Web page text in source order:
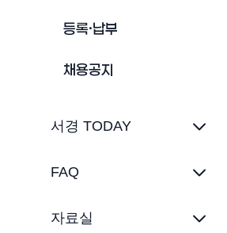
등록·납부
채용공지
서경 TODAY
FAQ
자료실